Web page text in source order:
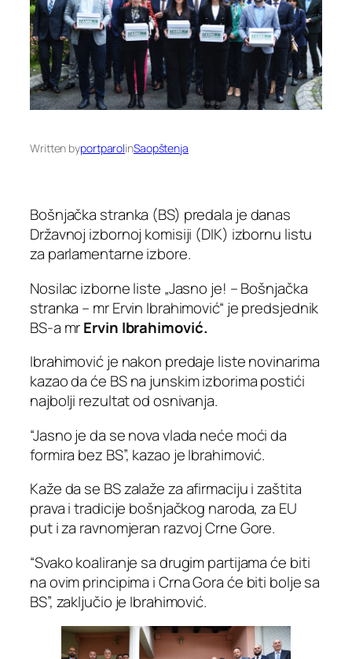
Written byportparolinSaopštenja
Bošnjačka stranka (BS) predala je danas
Državnoj izbornoj komisiji (DIK) izbornu listu
za parlamentarne izbore.
Nosilac izborne liste „Jasno je! – Bošnjačka
stranka – mr Ervin Ibrahimović“ je predsjednik
BS-a mrErvin Ibrahimović.
Ibrahimović je nakon predaje liste novinarima
kazao da će BS na junskim izborima postići
najbolji rezultat od osnivanja.
“Jasno je da se nova vlada neće moći da
formira bez BS”, kazao je Ibrahimović.
Kaže da se BS zalaže za afirmaciju i zaštita
prava i tradicije bošnjačkog naroda, za EU
put i za ravnomjeran razvoj Crne Gore.
“Svako koaliranje sa drugim partijama će biti
na ovim principima i Crna Gora će biti bolje sa
BS”, zaključio je Ibrahimović.